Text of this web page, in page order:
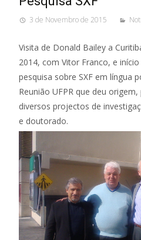
3 de Novembro de 2015
Visita de Donald Bailey a
2014, com Vitor Franco, e
pesquisa sobre SXF em língua
Reunião UFPR que deu
diversos projectos de
e doutorado.